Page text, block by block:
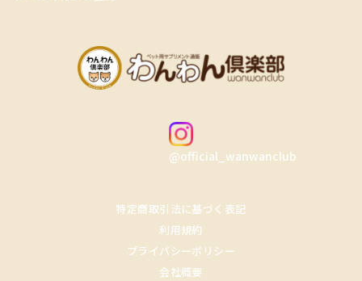
@official_wanwanclub
特定商取引法に基づく表記
利用規約
プライバシーポリシー
会社概要